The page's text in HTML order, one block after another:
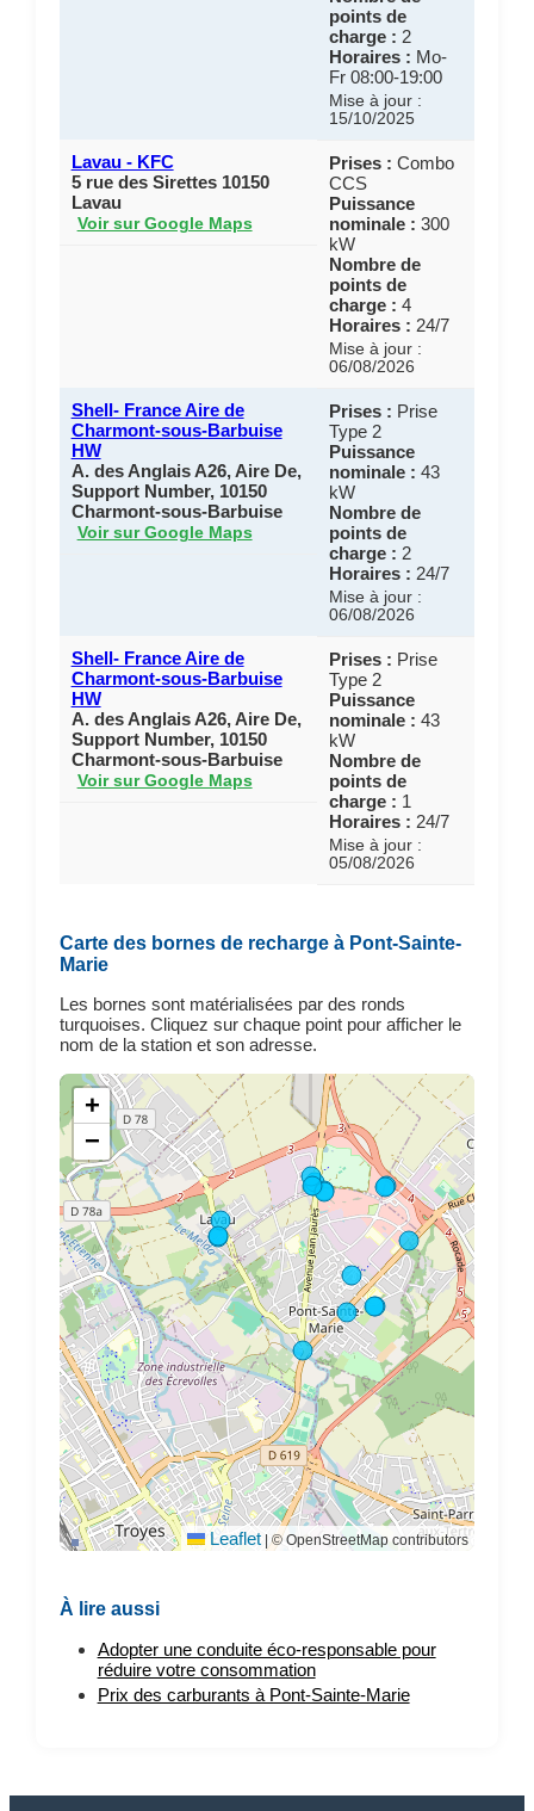
points de
charge : 2
Horaires : Mo-
Fr 08:00-19:00
Mise à jour :
15/10/2025
Lavau - KFC
5 rue des Sirettes 10150
Lavau
Voir sur Google Maps
Prises : Combo
CCS
Puissance
nominale : 300
kW
Nombre de
points de
charge : 4
Horaires : 24/7
Mise à jour :
06/08/2026
Shell- France Aire de
Charmont-sous-Barbuise
HW
A. des Anglais A26, Aire De,
Support Number, 10150
Charmont-sous-Barbuise
Voir sur Google Maps
Prises : Prise
Type 2
Puissance
nominale : 43
kW
Nombre de
points de
charge : 2
Horaires : 24/7
Mise à jour :
06/08/2026
Shell- France Aire de
Charmont-sous-Barbuise
HW
A. des Anglais A26, Aire De,
Support Number, 10150
Charmont-sous-Barbuise
Voir sur Google Maps
Prises : Prise
Type 2
Puissance
nominale : 43
kW
Nombre de
points de
charge : 1
Horaires : 24/7
Mise à jour :
05/08/2026
Carte des bornes de recharge à Pont-Sainte-
Marie
Les bornes sont matérialisées par des ronds
turquoises. Cliquez sur chaque point pour afficher le
nom de la station et son adresse.
+
−
Leaflet | © OpenStreetMap contributors
À lire aussi
Adopter une conduite éco-responsable pour
réduire votre consommation
Prix des carburants à Pont-Sainte-Marie